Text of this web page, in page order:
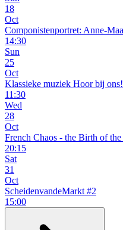
18
Oct
Componistenportret: Anne-
14:30
Sun
25
Oct
Klassieke muziek Hoor bij ons!
11:30
Wed
28
Oct
French Chaos - the Birth of
20:15
Sat
31
Oct
ScheidenvandeMarkt #2
15:00